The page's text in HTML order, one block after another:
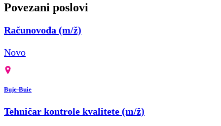
Povezani poslovi
Računovođa (m/ž)
Novo
Buje-Buie
Tehničar kontrole kvalitete (m/ž)